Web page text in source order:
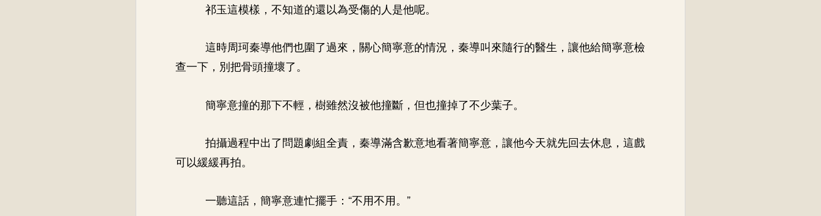
祁玉這模樣，不知道的還以為受傷的人是他呢。
這時周珂秦導他們也圍了過來，關心簡寧意的情況，秦導叫來隨行的醫生，讓他給簡寧意檢
查一下，別把骨頭撞壞了。
簡寧意撞的那下不輕，樹雖然沒被他撞斷，但也撞掉了不少葉子。
拍攝過程中出了問題劇組全責，秦導滿含歉意地看著簡寧意，讓他今天就先回去休息，這戲
可以緩緩再拍。
一聽這話，簡寧意連忙擺手：“不用不用。”